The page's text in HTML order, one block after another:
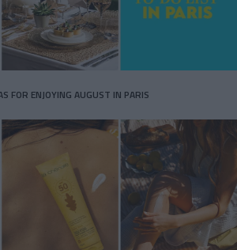
FOR ENJOYING AUGUST IN PARIS